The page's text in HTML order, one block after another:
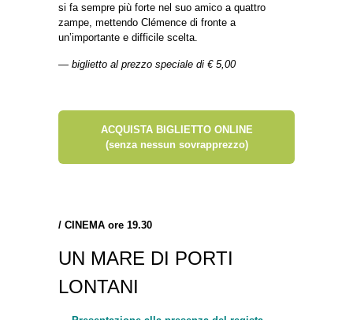
si fa sempre più forte nel suo amico a quattro
zampe, mettendo Clémence di fronte a
un’importante e difficile scelta.
— biglietto al prezzo speciale di € 5,00
ACQUISTA BIGLIETTO ONLINE
(senza nessun sovrapprezzo)
/ CINEMA ore 19.30
UN MARE DI PORTI
LONTANI